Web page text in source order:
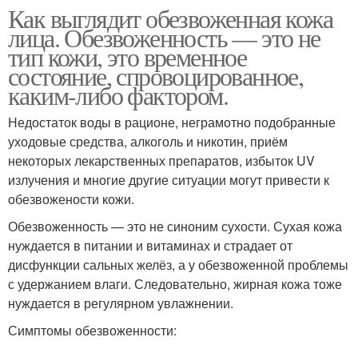
Как выглядит обезвоженная кожа
лица. Обезвоженность — это не
тип кожи, это временное
состояние, спровоцированное,
каким-либо фактором.
Недостаток воды в рационе, неграмотно подобранные
уходовые средства, алкоголь и никотин, приём
некоторых лекарственных препаратов, избыток UV
излучения и многие другие ситуации могут привести к
обезвожености кожи.
Обезвоженность — это не синоним сухости. Сухая кожа
нуждается в питании и витаминах и страдает от
дисфункции сальных желёз, а у обезвоженной проблемы
с удержанием влаги. Следовательно, жирная кожа тоже
нуждается в регулярном увлажнении.
Симптомы обезвоженности: